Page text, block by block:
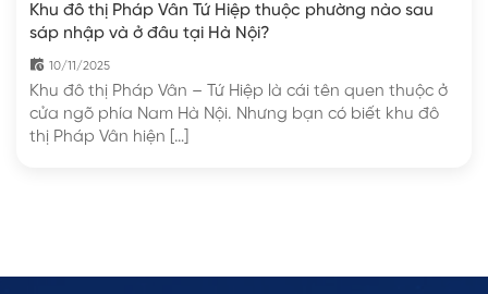
Khu đô thị Pháp Vân Tứ Hiệp thuộc phường nào sau
sáp nhập và ở đâu tại Hà Nội?
10/11/2025
Khu đô thị Pháp Vân – Tứ Hiệp là cái tên quen thuộc ở
cửa ngõ phía Nam Hà Nội. Nhưng bạn có biết khu đô
thị Pháp Vân hiện […]